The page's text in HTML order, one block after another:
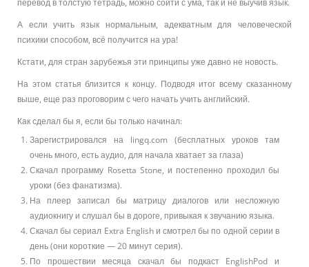
перевод в толстую тетрадь, можно сойти с ума, так и не выучив язык.
А если учить язык нормальным, адекватным для человеческой
психики способом, всё получится на ура!
Кстати, для стран зарубежья эти принципы уже давно не новость.
На этом статья близится к концу. Подводя итог всему сказанному
выше, еще раз проговорим с чего начать учить английский.
Как сделал бы я, если бы только начинал:
Зарегистрировался на lingq.com (бесплатных уроков там
очень много, есть аудио, для начала хватает за глаза)
Скачал программу Rosetta Stone, и постепенно проходил бы
уроки (без фанатизма).
На плеер записал бы матрицу диалогов или несложную
аудиокнигу и слушал бы в дороге, привыкая к звучанию языка.
Скачал бы сериал Extra English и смотрел бы по одной серии в
день (они короткие — 20 минут серия).
По прошествии месяца скачал бы подкаст EnglishPod и